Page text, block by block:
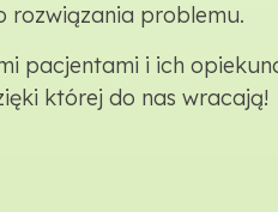
rozwiązania problemu.
pacjentami i ich
której do nas wracają!